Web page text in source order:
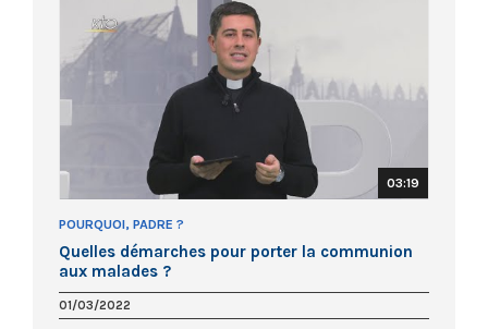
03:19
POURQUOI, PADRE ?
Quelles démarches pour porter la communion
aux malades ?
01/03/2022